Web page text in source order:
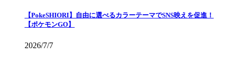
【PokeSHIORI】自由に選べるカラーテーマでSNS映えを促進！
【ポケモンGO】
2026/7/7